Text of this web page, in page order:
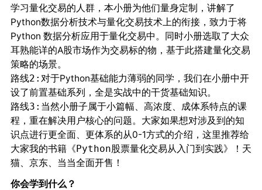
学习量化交易的人群，本小册为他们量身定制，讲解了
Python数据分析技术与量化交易技术上的衔接，致力于将
Python 数据分析应用于量化交易中。同时小册选取了大众
耳熟能详的A股市场作为交易标的物，基于此搭建量化交易
策略的场景。
路线2: 对于Python基础能力薄弱的同学，我们在小册中开
设了前置基础系列，全是实战中的干货基础知识。
路线3: 当然小册子属于小篇幅、 高浓度、 成体系特点的课
程，重在解决用户核心的问题。大家如果想对涉及到的知
识点进行更全面、更体系的从0-1方式的介绍，这里推荐给
大家我的书籍《Python股票量化交易从入门到实践》
！天
猫、京东、当当全面开售！
你会学到什么？